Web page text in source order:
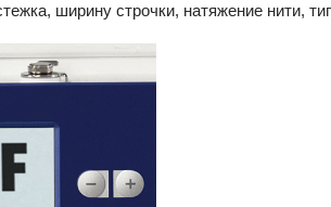
ширину строчки, натяжение нити,